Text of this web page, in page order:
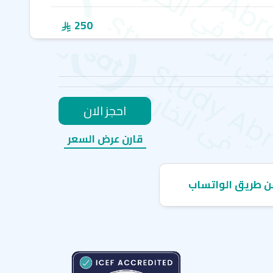
250
احجز الان
قارن عرض السعر
طريق الواتساب